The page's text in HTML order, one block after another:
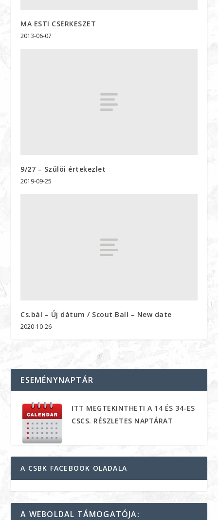
MA ESTI CSERKESZET
2013-06-07
9/27 – Szülöi értekezlet
2019-09-25
Cs.bál – Új dátum / Scout Ball – New date
2020-10-26
ESEMÉNYNAPTÁR
ITT MEGTEKINTHETI A 14 ÉS 34-ES
CSCS. RÉSZLETES NAPTÁRAT
A CSBK FACEBOOK OLADALA
A WEBOLDAL TÁMOGATÓJA: